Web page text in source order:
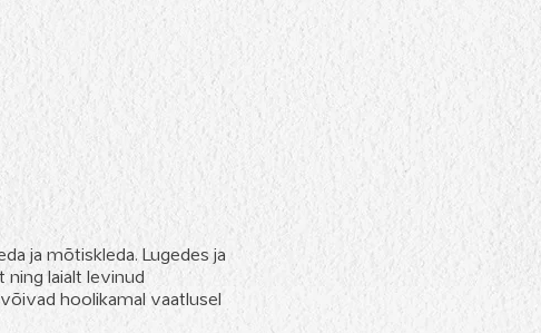
ja mõtiskleda. Lugedes ja
laialt levinud
hoolikamal vaatlusel